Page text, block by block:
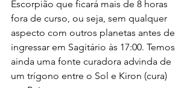
Escorpião que ficará mais de 8 horas
fora de curso, ou seja, sem qualquer
aspecto com outros planetas antes de
ingressar em Sagitário às 17:00. Temos
ainda uma fonte curadora advinda de
um trígono entre o Sol e Kiron (cura)